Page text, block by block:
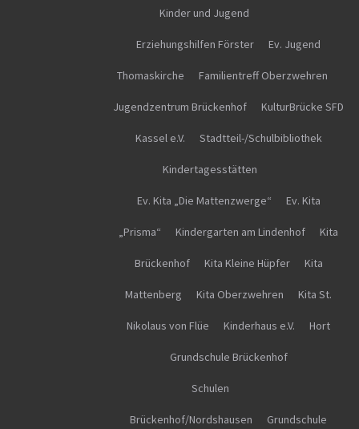
Kinder und Jugend
Erziehungshilfen Förster Ev. Jugend
Thomaskirche Familientreff Oberzwehren
Jugendzentrum Brückenhof KulturBrücke SFD
Kassel e.V. Stadtteil-/Schulbibliothek
Kindertagesstätten
Ev. Kita „Die Mattenzwerge“ Ev. Kita
„Prisma“ Kindergarten am Lindenhof Kita
Brückenhof Kita Kleine Hüpfer Kita
Mattenberg Kita Oberzwehren Kita St.
Nikolaus von Flüe Kinderhaus e.V. Hort
Grundschule Brückenhof
Schulen
Brückenhof/Nordshausen Grundschule